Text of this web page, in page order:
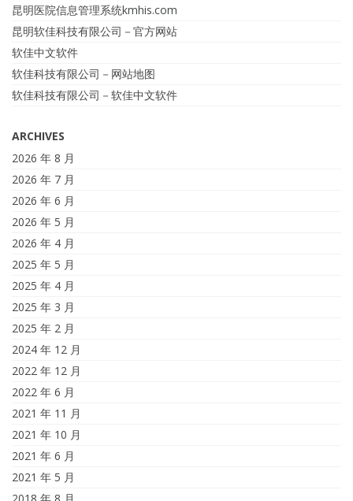
昆明医院信息管理系统kmhis.com
昆明软佳科技有限公司－官方网站
软佳中文软件
软佳科技有限公司－网站地图
软佳科技有限公司－软佳中文软件
ARCHIVES
2026 年 8 月
2026 年 7 月
2026 年 6 月
2026 年 5 月
2026 年 4 月
2025 年 5 月
2025 年 4 月
2025 年 3 月
2025 年 2 月
2024 年 12 月
2022 年 12 月
2022 年 6 月
2021 年 11 月
2021 年 10 月
2021 年 6 月
2021 年 5 月